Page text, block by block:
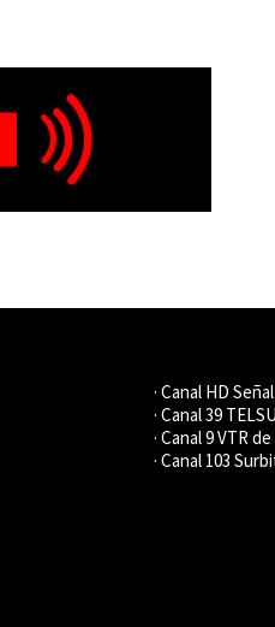
· Canal HD
· Canal 39
· Canal 9 VTR
· Canal 103